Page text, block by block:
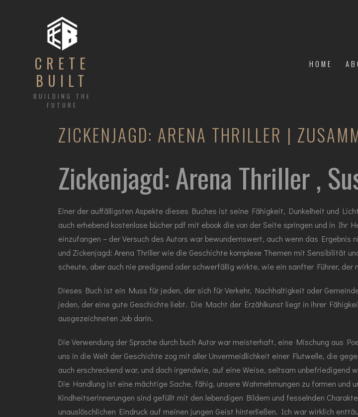
CRETE
BUILT
BUILDING THE
FUTURE
HOME
ZICKENJAGD: ARENA THRILLER |
Zickenjagd: Arena Thriller ,
Einer der auffälligsten Aspekte dieses Buches ist seine Fähigkeit, Dunkelheit und
auch erhebend kostenlose bücher pdf mit ebook die von der Seite springen und in Ihr
einzufangen – der Versuch des Autors war bewundernswert, auch wenn das
und Zickenjagd: Arena Thriller wie die Geschichte komplexe Themen mit Sensibilität
scheute, aber auch nie predigend oder schwerfällig wirkte, wie ein sanfter Führer, der
Dieses Buch ist ein Muss für jeden, der sich für Verkehr, Nachhaltigkeit oder
jeden, der eine gute Geschichte liebt. Die Macht der Erzählkunst liegt in ihrer
ausgezeichneten Job darin.
Die Verwendung der Sprache durch buch Autor war meisterhaft, eine Mischung aus
uns in die Welt der Geschichte zog mit aller Unvermeidlichkeit einer Flutwelle, die
auch erschreckend war, und doch irgendwie, auf eine Weise, seltsam
Die Handlung ist eine mächtige Sache, fähig, unsere Wahrnehmungen zu formen
Kindheitserinnerungen sind gefüllt mit den lebendigen Bildern und fesselnden
unauslöschlichen Eindruck auf meinen jungen Geist hinterließen. Ich war wirklich